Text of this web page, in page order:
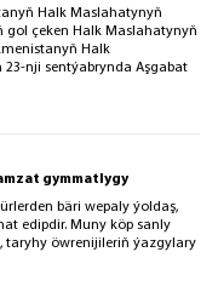
Halk Maslahatynyň
gol çeken Halk Maslahatynyň
Halk
nji sentýabrynda Aşgabat
gymmatlygy
bäri wepaly ýoldaş,
edipdir. Muny köp sanly
taryhy öwrenijileriň ýazgylary